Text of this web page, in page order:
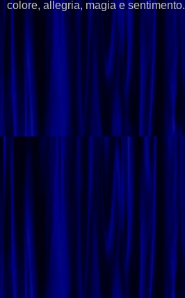
colore, allegria, magia e sentimento.